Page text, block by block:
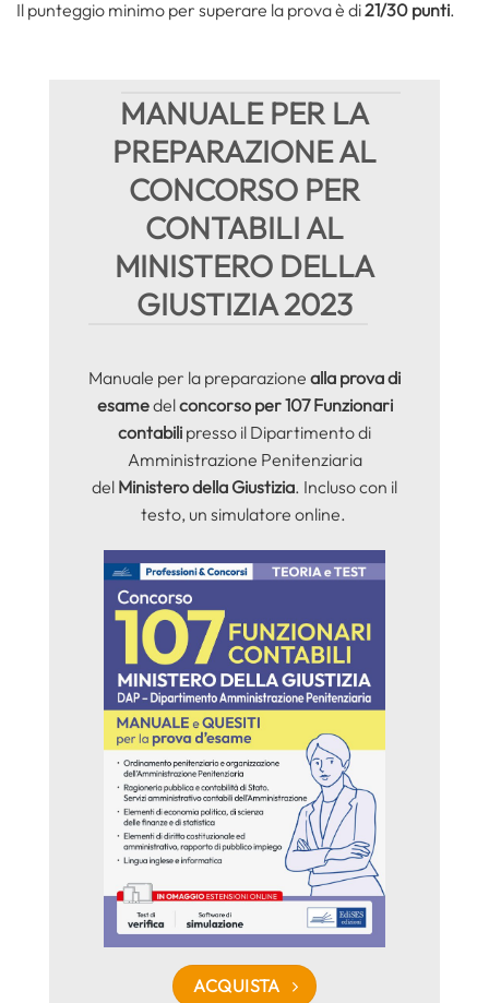
Il punteggio minimo per superare la prova è di21/30 punti.
MANUALE PER LA
PREPARAZIONE AL
CONCORSO PER
CONTABILI AL
MINISTERO DELLA
GIUSTIZIA 2023
Manuale per la preparazione alla prova di
esamedelconcorso per 107 Funzionari
contabili presso il Dipartimento di
Amministrazione Penitenziaria
del Ministero della Giustizia. Incluso con il
testo, un simulatore online.
ACQUISTA